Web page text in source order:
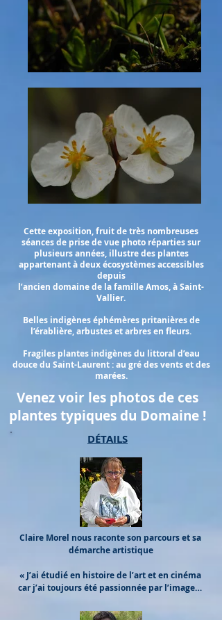
Cette exposition, fruit de très nombreuses
séances de prise de vue photo réparties sur
plusieurs années, illustre des plantes
appartenant à deux écosystèmes accessibles
depuis
l’ancien domaine de la famille Amos, à Saint-
Vallier.
Belles indigènes éphémères pritanières de
l’érablière, arbustes et arbres en fleurs.
Fragiles plantes indigènes du littoral d’eau
douce du Saint-Laurent : au gré des vents et des
marées.
Venez voir les photos de ces
plantes typiques du Domaine !
DÉTAILS
Claire Morel nous raconte son parcours et sa
démarche artistique
« J’ai étudié en histoire de l’art et en cinéma
car j’ai toujours été passionnée par l’image…
premier mini-appareil photo avec lequel je